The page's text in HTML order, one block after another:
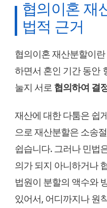
협의이혼 재
법적 근거
협의이혼 재산분할이
하면서 혼인 기간 동안
눌지 서로협의하여 결
재산에 대한 다툼은 쉽
으로 재산분할은 소송
쉽습니다. 그러나 민법
의가 되지 아니하거나
법원이 분할의 액수와
있어서, 어디까지나 원